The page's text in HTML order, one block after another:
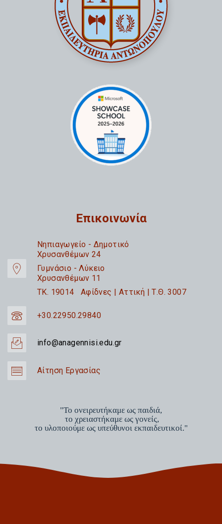
Επικοινωνία
Nηπιαγωγείο - Δημοτικό
Χρυσανθέμων 24
Γυμνάσιο - Λύκειο
Χρυσανθέμων 11
TK. 19014 Αφίδνες | Αττική | Τ.Θ. 3007
+30.22950.29840
info@anagennisi.edu.gr
Αίτηση Εργασίας
"Το ονειρευτήκαμε ως παιδιά,
το χρειαστήκαμε ως γονείς,
το υλοποιούμε ως υπεύθυνοι εκπαιδευτικοί."